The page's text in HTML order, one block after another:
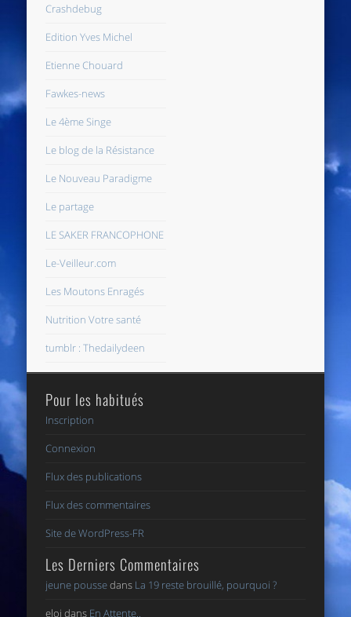
Crashdebug
Edition Yves Michel
Etienne Chouard
Fawkes-news
Le 4ème Singe
Le blog de la Résistance
Le Nouveau Paradigme
Le partage
LE SAKER FRANCOPHONE
Le-Veilleur.com
Les Moutons Enragés
Nutrition Votre santé
tumblr : Thedailydeen
Pour les habitués
Inscription
Connexion
Flux des publications
Flux des commentaires
Site de WordPress-FR
Les Derniers Commentaires
jeune poussedans La 19 reste brouillé, pourquoi ?
eloi dans En Attente..